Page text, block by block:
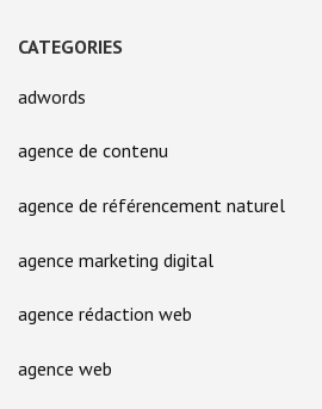
CATEGORIES
adwords
agence de contenu
agence de référencement naturel
agence marketing digital
agence rédaction web
agence web